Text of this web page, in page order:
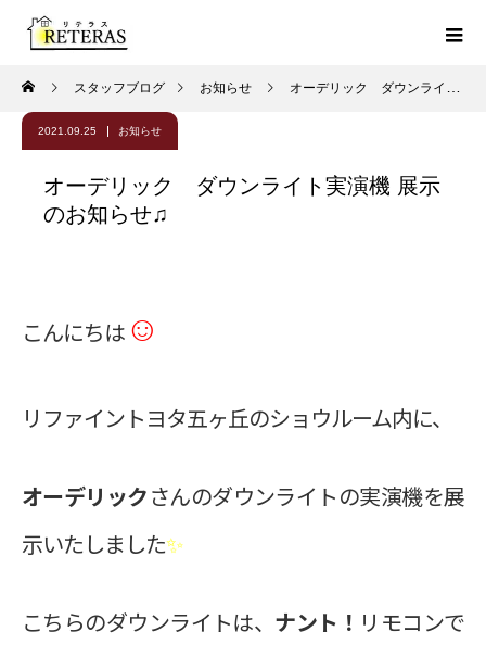
スタッフブログ お知らせ オーデリック ダウンライト実演機 展示のお知らせ♫
2021.09.25 お知らせ
オーデリック ダウンライト実演機 展示
のお知らせ♫
こんにちは ☺
リファイントヨタ五ヶ丘のショウルーム内に、
オーデリックさんのダウンライトの実演機を展
示いたしました✨
こちらのダウンライトは、 ナント！ リモコンで